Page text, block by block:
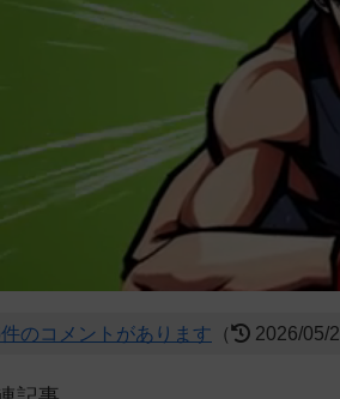
のコメントがあります （ 2026/05/